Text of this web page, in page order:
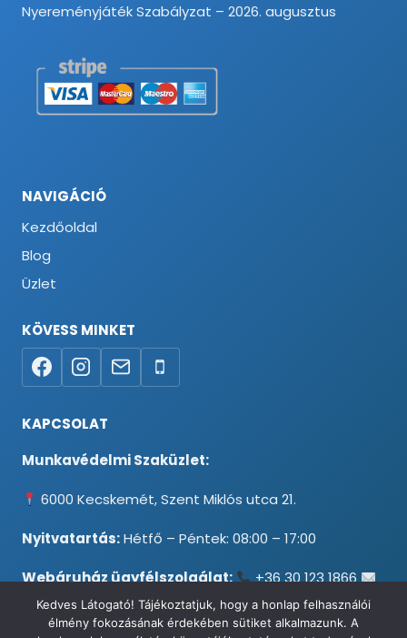
Nyereményjáték Szabályzat – 2026. augusztus
NAVIGÁCIÓ
Kezdőoldal
Blog
Üzlet
KÖVESS MINKET
KAPCSOLAT
Munkavédelmi Szaküzlet:
6000 Kecskemét, Szent Miklós utca 21.
Nyitvatartás:Hétfő – Péntek: 08:00 – 17:00
Webáruház ügyfélszolgálat:
+36 30 123 1866
info@testpancel.hu
Kedves Látogató! Tájékoztatjuk, hogy a honlap felhasználói
élmény fokozásának érdekében sütiket alkalmazunk. A